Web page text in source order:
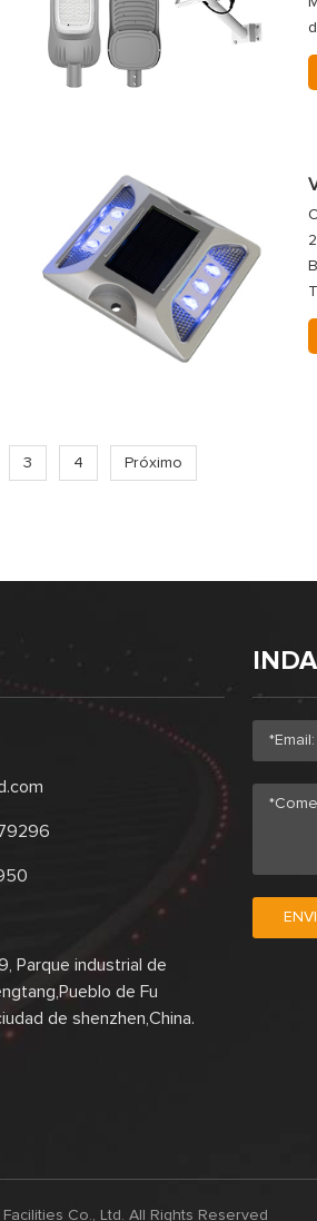
3 4 Próximo
Parque industrial de
de Fu
de shenzhen,China.
Co., Ltd. All Rights Reserved